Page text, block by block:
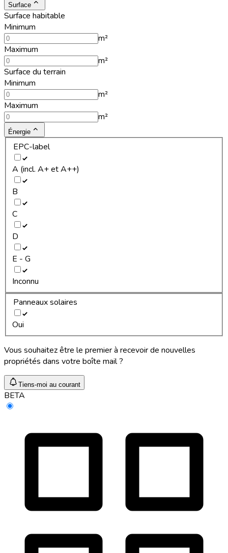
Surface
Surface habitable
Minimum
m²
Maximum
m²
Surface du terrain
Minimum
m²
Maximum
m²
Énergie
EPC-label
A (incl. A+ et A++)
B
C
D
E - G
Inconnu
Panneaux solaires
Oui
Vous souhaitez être le premier à recevoir de nouvelles
propriétés dans votre boîte mail ?
Tiens-moi au courant
BETA